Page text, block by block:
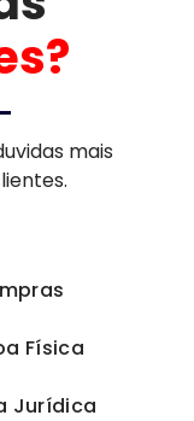
mais
Física
Jurídica